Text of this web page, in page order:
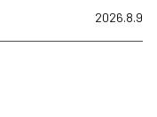
2026.8.9